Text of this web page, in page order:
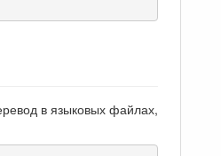
в языковых файлах,